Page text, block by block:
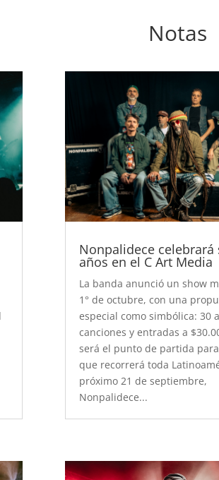
Notas
Nonpalidece celebrará
años en el C Art Media
La banda anunció un show
1° de octubre, con una
especial como simbólica: 30
canciones y entradas a
será el punto de partida
que recorrerá toda
próximo 21 de septiembre,
Nonpalidece...